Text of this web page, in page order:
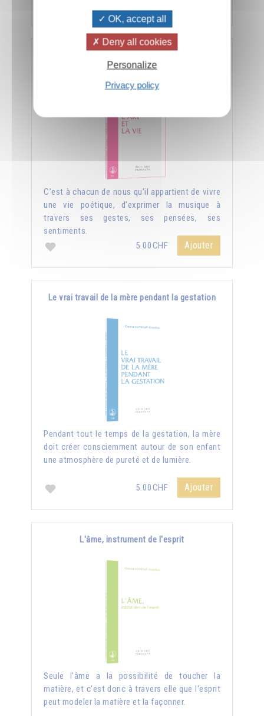
C’est à chacun de nous qu’il appartient de vivre
une vie poétique, d’exprimer la musique à
travers ses gestes, ses pensées, ses
sentiments.
5.00CHF
Ajouter
Le vrai travail de la mère pendant la gestation
Pendant tout le temps de la gestation, la mère
doit créer consciemment autour de son enfant
une atmosphère de pureté et de lumière.
5.00CHF Ajouter
L'âme, instrument de l'esprit
Seule l'âme a la possibilité de toucher la
matière, et c'est donc à travers elle que l'esprit
peut modeler la matière et la façonner.
OK, accept all
Deny all cookies
Personalize
Privacy policy